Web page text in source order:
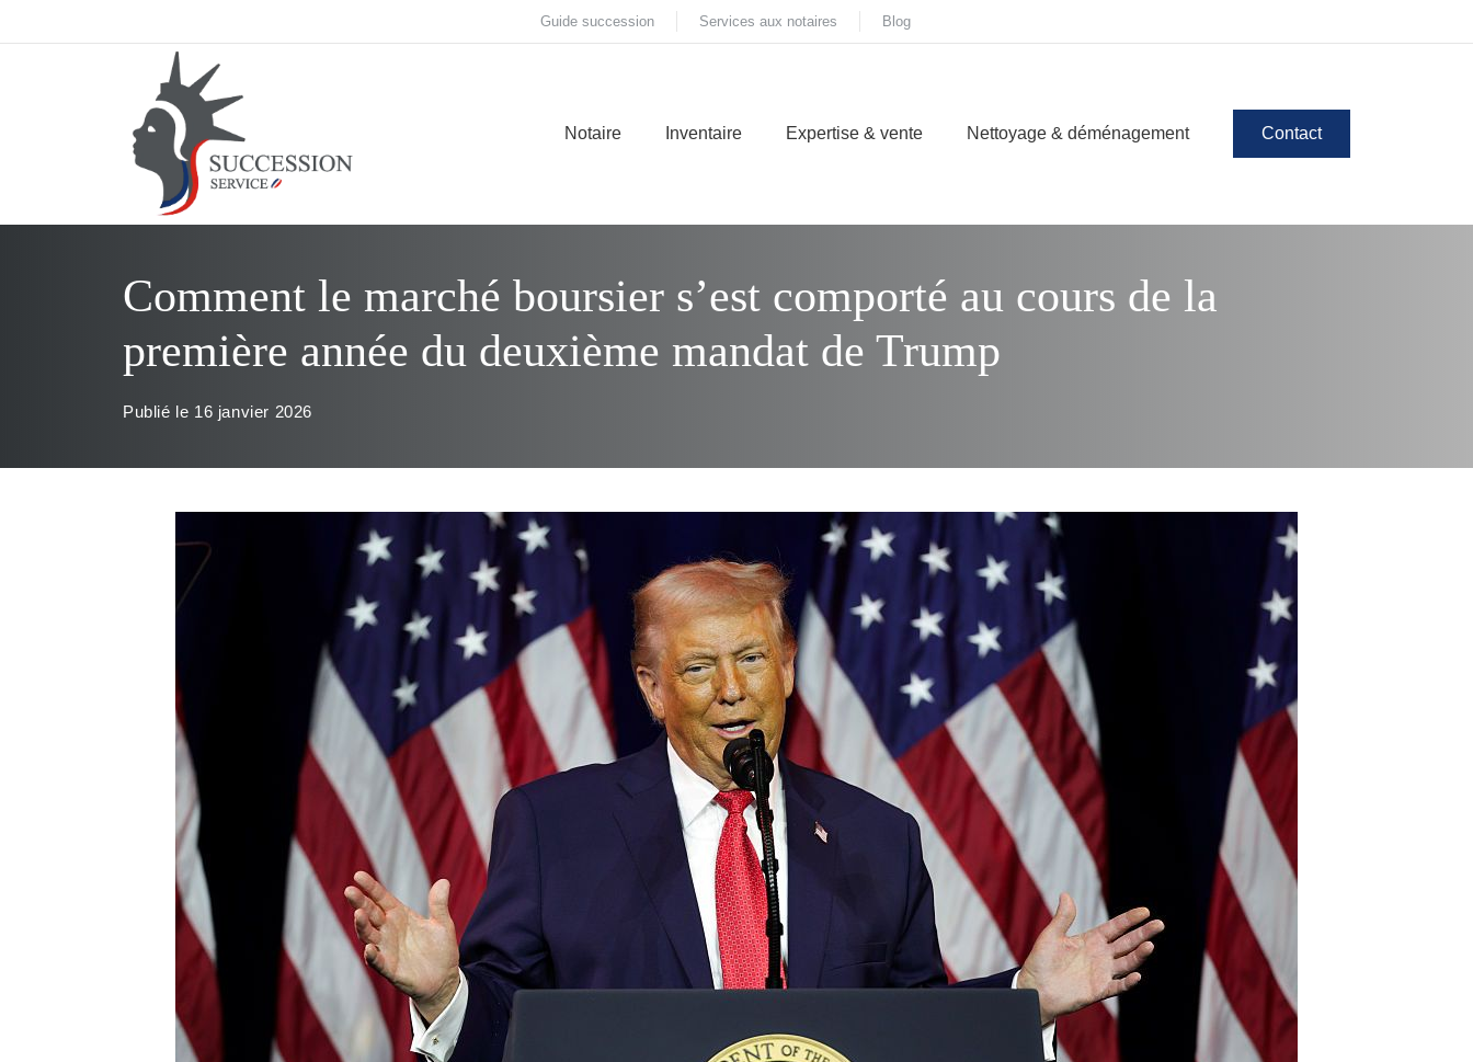
au
Guide succession Services aux notaires Blog
Notaire Inventaire Expertise & vente Nettoyage & déménagement Contact
Comment le marché boursier s’est comporté au cours de la
première année du deuxième mandat de Trump
Publié le 16 janvier 2026